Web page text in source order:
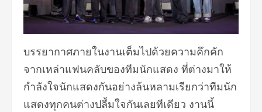
บรรยากาศภายในงานเต็มไปด้วยความคึกคัก
จากเหล่าแฟนคลับของทีมนักแสดง ที่ต่างมาให้
กำลังใจนักแสดงกันอย่างล้นหลามเรียกว่าทีมนัก
แสดงทุกคนต่างปลื้มใจกันเลยทีเดียว งานนี้